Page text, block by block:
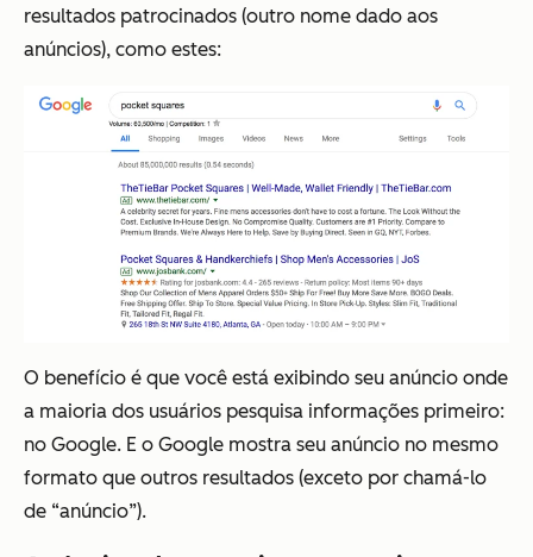
resultados patrocinados (outro nome dado aos
anúncios), como estes:
O benefício é que você está exibindo seu anúncio onde
a maioria dos usuários pesquisa informações primeiro:
no Google. E o Google mostra seu anúncio no mesmo
formato que outros resultados (exceto por chamá-lo
de “anúncio”).